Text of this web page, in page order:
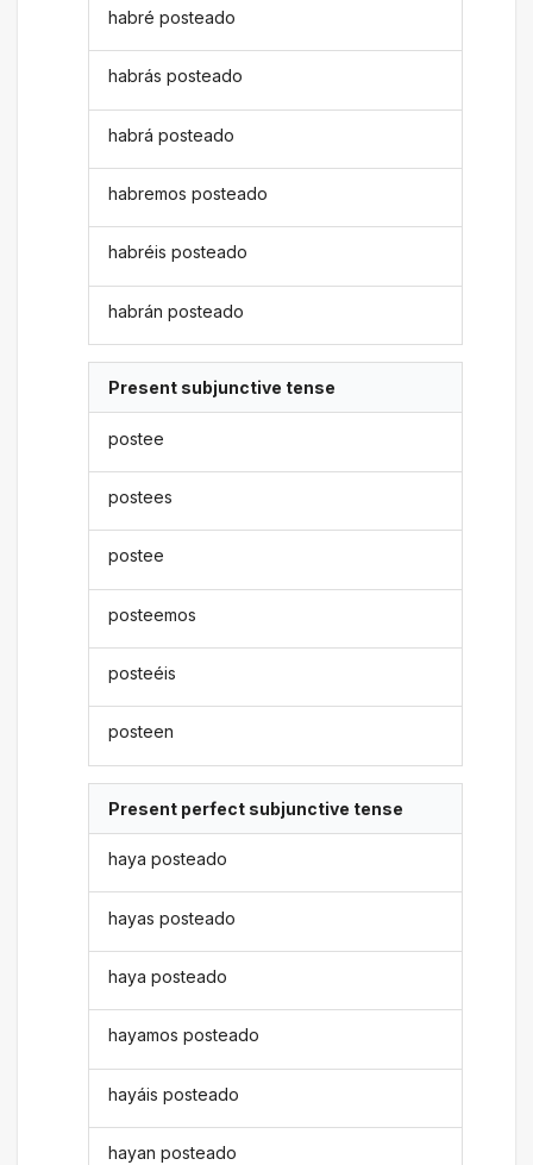
habré posteado
habrás posteado
habrá posteado
habremos posteado
habréis posteado
habrán posteado
Present subjunctive tense
postee
postees
postee
posteemos
posteéis
posteen
Present perfect subjunctive tense
haya posteado
hayas posteado
haya posteado
hayamos posteado
hayáis posteado
hayan posteado